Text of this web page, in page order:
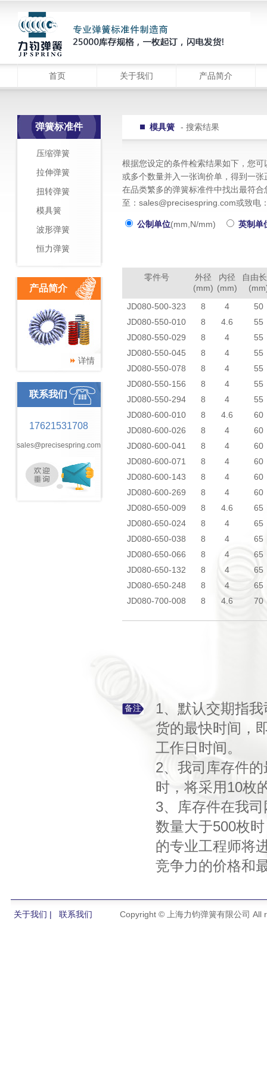
首页 关于我们 产品简介
弹簧标准件
压缩弹簧
拉伸弹簧
扭转弹簧
模具簧
波形弹簧
恒力弹簧
产品简介
详情
联系我们
17621531708
sales@precisespring.com
模具簧 - 搜索结果
根据您设定的条件检索结果如下，您
或多个数量并入一张询价单，得到一张
在品类繁多的弹簧标准件中找出最符
至：sales@precisespring.com或致电
公制单位(mm,N/mm) 英制单
零件号
外径
(mm)
内径
(mm)
自由
JD080-500-323
8 4
50
JD080-550-010
8 4.6
55
JD080-550-029
8 4
55
JD080-550-045
8 4
55
JD080-550-078
8 4
55
JD080-550-156
8 4
55
JD080-550-294
8 4
55
JD080-600-010
8 4.6
60
JD080-600-026
8 4
60
JD080-600-041
8 4
60
JD080-600-071
8 4
60
JD080-600-143
8 4
60
JD080-600-269
8 4
60
JD080-650-009
8 4.6
65
JD080-650-024
8 4
65
JD080-650-038
8 4
65
JD080-650-066
8 4
65
JD080-650-132
8 4
65
JD080-650-248
8 4
65
JD080-700-008
8 4.6 70
备注
1、默认交期指
货的最快时间，
工作日时间。
2、我司库存件
时，将采用10枚
3、库存件在我
数量大于500枚
的专业工程师将
竞争力的价格和
关于我们 | 联系我们 Copyright © 上海力钧弹簧有限公司 All